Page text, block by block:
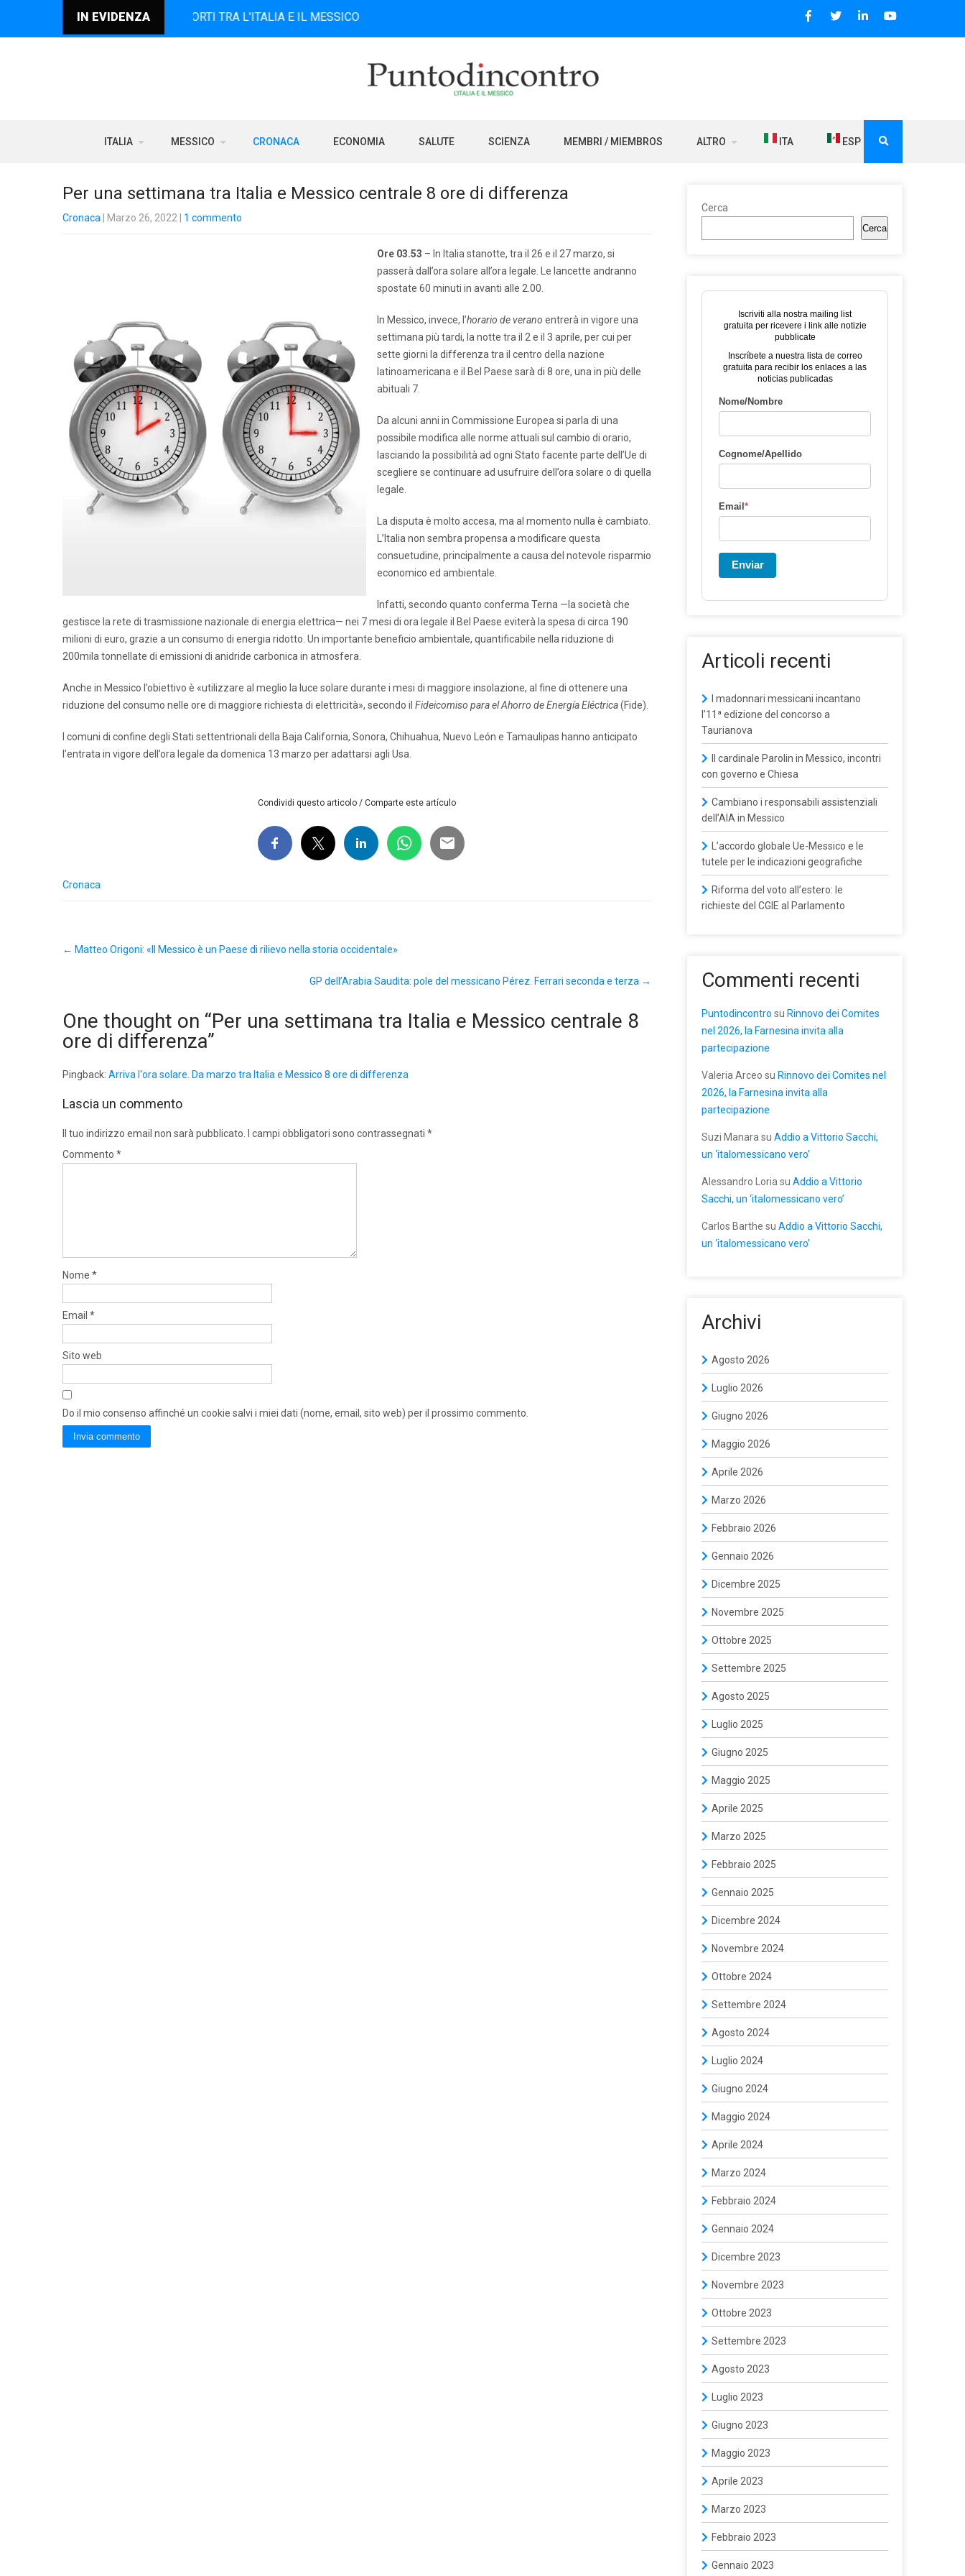
IN EVIDENZA
NOTIZIE SUI RAPPORTI TRA L'ITALIA E IL MESSICO
ITALIA MESSICO CRONACA ECONOMIA SALUTE SCIENZA MEMBRI / MIEMBROS ALTRO ITA ESP
Per una settimana tra Italia e Messico centrale 8 ore di differenza
Cronaca | Marzo 26, 2022 1 commento
Ore 03.53 – In Italia stanotte, tra il 26 e il 27 marzo, si
passerà dall’ora solare all’ora legale. Le lancette andranno
spostate 60 minuti in avanti alle 2.00.
In Messico, invece, l’horario de verano entrerà in vigore una
settimana più tardi, la notte tra il 2 e il 3 aprile, per cui per
sette giorni la differenza tra il centro della nazione
latinoamericana e il Bel Paese sarà di 8 ore, una in più delle
abituali 7.
Da alcuni anni in Commissione Europea si parla di una
possibile modifica alle norme attuali sul cambio di orario,
lasciando la possibilità ad ogni Stato facente parte dell’Ue di
scegliere se continuare ad usufruire dell’ora solare o di quella
legale.
La disputa è molto accesa, ma al momento nulla è cambiato.
L’Italia non sembra propensa a modificare questa
consuetudine, principalmente a causa del notevole risparmio
economico ed ambientale.
Infatti, secondo quanto conferma Terna —la società che
gestisce la rete di trasmissione nazionale di energia elettrica— nei 7 mesi di ora legale il Bel Paese eviterà la spesa di circa 190
milioni di euro, grazie a un consumo di energia ridotto. Un importante beneficio ambientale, quantificabile nella riduzione di
200mila tonnellate di emissioni di anidride carbonica in atmosfera.
Anche in Messico l’obiettivo è «utilizzare al meglio la luce solare durante i mesi di maggiore insolazione, al fine di ottenere una
riduzione del consumo nelle ore di maggiore richiesta di elettricità», secondo il Fideicomiso para el Ahorro de Energía Eléctrica(Fide).
I comuni di confine degli Stati settentrionali della Baja California, Sonora, Chihuahua, Nuevo León e Tamaulipas hanno anticipato
l’entrata in vigore dell’ora legale da domenica 13 marzo per adattarsi agli Usa.
Condividi questo articolo / Comparte este artículo
Cronaca
navigation
← Matteo Origoni: «Il Messico è un Paese di rilievo nella storia occidentale»
GP dell’Arabia Saudita: pole del messicano Pérez. Ferrari seconda e terza →
One thought on “Per una settimana tra Italia e Messico centrale 8
ore di differenza”
Pingback: Arriva l'ora solare. Da marzo tra Italia e Messico 8 ore di differenza
Lascia un commento
Il tuo indirizzo email non sarà pubblicato. I campi obbligatori sono contrassegnati *
Commento *
Nome *
Email *
Sito web
Do il mio consenso affinché un cookie salvi i miei dati (nome, email, sito web) per il prossimo commento.
Cerca
Cerca
Iscriviti alla nostra mailing list
gratuita per ricevere i link alle notizie
pubblicate
Inscríbete a nuestra lista de correo
gratuita para recibir los enlaces a las
noticias publicadas
Nome/Nombre
Cognome/Apellido
Email *
Enviar
Articoli recenti
I madonnari messicani incantano
l’11ª edizione del concorso a
Taurianova
Il cardinale Parolin in Messico, incontri
con governo e Chiesa
Cambiano i responsabili assistenziali
dell’AIA in Messico
L’accordo globale Ue-Messico e le
tutele per le indicazioni geografiche
Riforma del voto all’estero: le
richieste del CGIE al Parlamento
Commenti recenti
Puntodincontro su Rinnovo dei Comites
nel 2026, la Farnesina invita alla
partecipazione
Valeria Arceo su Rinnovo dei Comites nel
2026, la Farnesina invita alla
partecipazione
Suzi Manara su Addio a Vittorio Sacchi,
un ‘italomessicano vero’
Alessandro Loria su Addio a Vittorio
Sacchi, un ‘italomessicano vero’
Carlos Barthe su Addio a Vittorio Sacchi,
un ‘italomessicano vero’
Archivi
Agosto 2026
Luglio 2026
Giugno 2026
Maggio 2026
Aprile 2026
Marzo 2026
Febbraio 2026
Gennaio 2026
Dicembre 2025
Novembre 2025
Ottobre 2025
Settembre 2025
Agosto 2025
Luglio 2025
Giugno 2025
Maggio 2025
Aprile 2025
Marzo 2025
Febbraio 2025
Gennaio 2025
Dicembre 2024
Novembre 2024
Ottobre 2024
Settembre 2024
Agosto 2024
Luglio 2024
Giugno 2024
Maggio 2024
Aprile 2024
Marzo 2024
Febbraio 2024
Gennaio 2024
Dicembre 2023
Novembre 2023
Ottobre 2023
Settembre 2023
Agosto 2023
Luglio 2023
Giugno 2023
Maggio 2023
Aprile 2023
Marzo 2023
Febbraio 2023
Gennaio 2023